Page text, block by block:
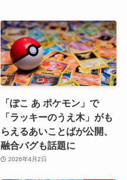
「ぽこ あ ポケモン」で
「ラッキーのうえ木」がも
らえるあいことばが公開、
融合バグも話題に
2026年4月2日